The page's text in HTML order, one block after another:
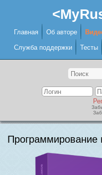
Главная Об авторе
Служба поддержки Тесты
Программирование